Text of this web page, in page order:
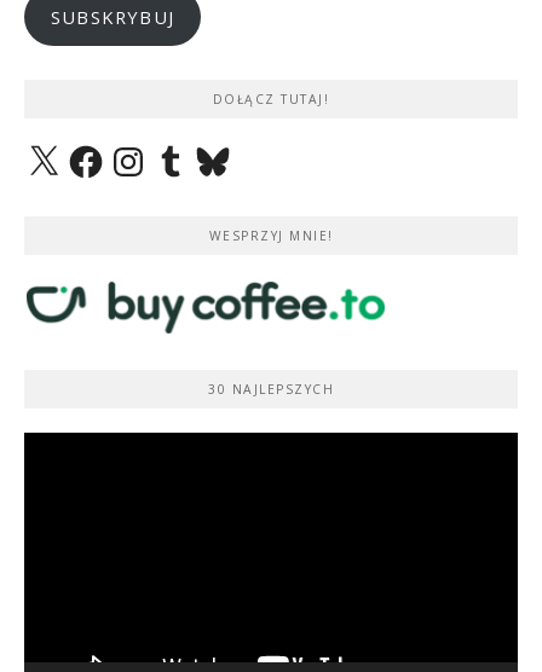
SUBSKRYBUJ
DOŁĄCZ TUTAJ!
X FacebookInstagramTumblrBluesky
WESPRZYJ MNIE!
30 NAJLEPSZYCH